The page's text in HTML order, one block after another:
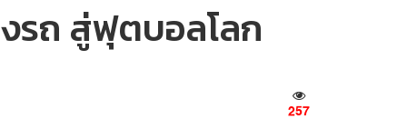
รถ สู่ฟุตบอลโลก
257